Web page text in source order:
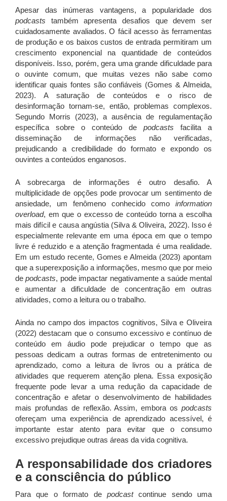
Apesar das inúmeras vantagens, a popularidade dos
podcasts também apresenta desafios que devem ser
cuidadosamente avaliados. O fácil acesso às ferramentas
de produção e os baixos custos de entrada permitiram um
crescimento exponencial na quantidade de conteúdos
disponíveis. Isso, porém, gera uma grande dificuldade para
o ouvinte comum, que muitas vezes não sabe como
identificar quais fontes são confiáveis (Gomes & Almeida,
2023). A saturação de conteúdos e o risco de
desinformação tornam-se, então, problemas complexos.
Segundo Morris (2023), a ausência de regulamentação
específica sobre o conteúdo de podcasts facilita a
disseminação de informações não verificadas,
prejudicando a credibilidade do formato e expondo os
ouvintes a conteúdos enganosos.
A sobrecarga de informações é outro desafio. A
multiplicidade de opções pode provocar um sentimento de
ansiedade, um fenômeno conhecido como information
overload, em que o excesso de conteúdo torna a escolha
mais difícil e causa angústia (Silva & Oliveira, 2022). Isso é
especialmente relevante em uma época em que o tempo
livre é reduzido e a atenção fragmentada é uma realidade.
Em um estudo recente, Gomes e Almeida (2023) apontam
que a superexposição a informações, mesmo que por meio
depodcasts, pode impactar negativamente a saúde mental
e aumentar a dificuldade de concentração em outras
atividades, como a leitura ou o trabalho.
Ainda no campo dos impactos cognitivos, Silva e Oliveira
(2022) destacam que o consumo excessivo e contínuo de
conteúdo em áudio pode prejudicar o tempo que as
pessoas dedicam a outras formas de entretenimento ou
aprendizado, como a leitura de livros ou a prática de
atividades que requerem atenção plena. Essa exposição
frequente pode levar a uma redução da capacidade de
concentração e afetar o desenvolvimento de habilidades
mais profundas de reflexão. Assim, embora os podcasts
ofereçam uma experiência de aprendizado acessível, é
importante estar atento para evitar que o consumo
excessivo prejudique outras áreas da vida cognitiva.
A responsabilidade dos criadores
e a consciência do público
Para que o formato de podcastcontinue sendo uma